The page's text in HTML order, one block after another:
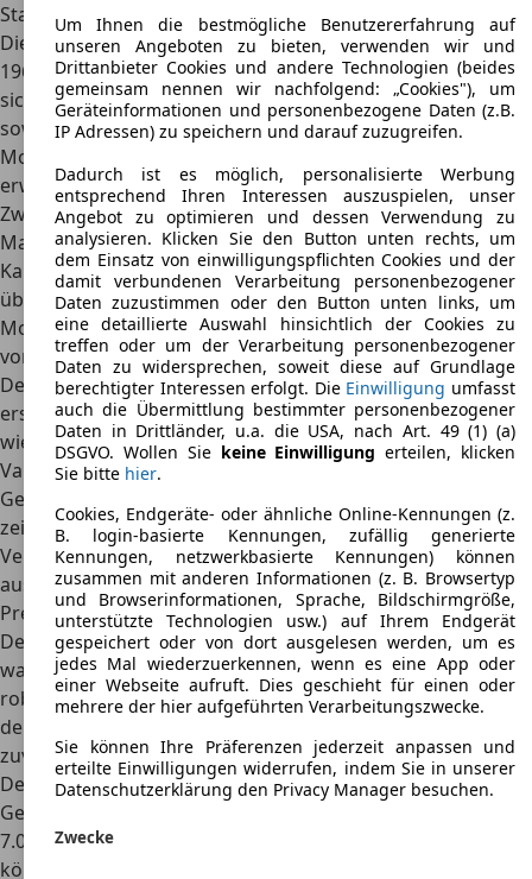
Standard-Sechszylindermotor ausgestattet.
Die zweite Generation des Chevrolet Chevy Van wurde
1968 eingeführt und war bis 1972 erhältlich. Sie zeichnete
sich durch einen neuen Kühlergrill und neue Scheinwerfer
sowie einen überarbeiteten Innenraum aus. Die
Motorisierung wurde um eine Achtzylinder-Option
erweitert.
Zwischen 1973 und 1977 war die dritte Generation auf dem
Markt. Sie zeichnete sich durch einenquadratischen
Karosseriestilals die Vorgänger-Versionen aus. Außerdem
überarbeitete der Hersteller die Frontpartie des Autos. Die
Motoren-Palette und das Getriebe blieben im Vergleich zur
vorherigen Generation unverändert.
Der Chevrolet Chevy Van der vierten Generation lief 1978
erstmals vom Band und war bis 1996 erhältlich. Es gab sie
wie schon die erste in zwei Karosserievarianten: alsCargo
Van und als Passenger Van
. Die vierte und letzte
Generation des Chevy Van wurde 1996 eingeführt und
zeichnete sich durch ein runderes Aussehen aus. Beide
Versionen waren mit einem Standard-Sechszylindermotor
ausgestattet.
Preis
Der Chevrolet Chevy Van erfreute sich großer Beliebtheit,
was zum großen Teil auf seinengünstigen Preis und seine
robuste Bauweisezurückzuführen ist. Auch heute noch ist
der Chevy Van eine beliebte Wahl für alle, die einen
zuverlässigen und erschwinglichen Transporter benötigen.
Der Chevrolet Chevy Van ist ein sehr preiswerter
Gebrauchtwagen. In gutem Zustand sind sie schon für
7.000 Euro zu haben, aber in ausgezeichnetem Zustand
können sie bis zu 40.000 Euro wert sein.
Um Ihnen die bestmögliche Benutzererfahrung auf
unseren Angeboten zu bieten, verwenden wir und
Drittanbieter Cookies und andere Technologien (beides
gemeinsam nennen wir nachfolgend: „Cookies"), um
Geräteinformationen und personenbezogene Daten (z.B.
IP Adressen) zu speichern und darauf zuzugreifen.
Dadurch ist es möglich, personalisierte Werbung
entsprechend Ihren Interessen auszuspielen, unser
Angebot zu optimieren und dessen Verwendung zu
analysieren. Klicken Sie den Button unten rechts, um
dem Einsatz von einwilligungspflichten Cookies und der
damit verbundenen Verarbeitung personenbezogener
Daten zuzustimmen oder den Button unten links, um
eine detaillierte Auswahl hinsichtlich der Cookies zu
treffen oder um der Verarbeitung personenbezogener
Daten zu widersprechen, soweit diese auf Grundlage
berechtigter Interessen erfolgt. Die Einwilligung umfasst
auch die Übermittlung bestimmter personenbezogener
Daten in Drittländer, u.a. die USA, nach Art. 49 (1) (a)
DSGVO. Wollen Sie keine Einwilligung erteilen, klicken
Sie bitte hier.
Cookies, Endgeräte- oder ähnliche Online-Kennungen (z.
B. login-basierte Kennungen, zufällig generierte
Kennungen, netzwerkbasierte Kennungen) können
zusammen mit anderen Informationen (z. B. Browsertyp
und Browserinformationen, Sprache, Bildschirmgröße,
unterstützte Technologien usw.) auf Ihrem Endgerät
gespeichert oder von dort ausgelesen werden, um es
jedes Mal wiederzuerkennen, wenn es eine App oder
einer Webseite aufruft. Dies geschieht für einen oder
mehrere der hier aufgeführten Verarbeitungszwecke.
Sie können Ihre Präferenzen jederzeit anpassen und
erteilte Einwilligungen widerrufen, indem Sie in unserer
Datenschutzerklärung den Privacy Manager besuchen.
Zwecke